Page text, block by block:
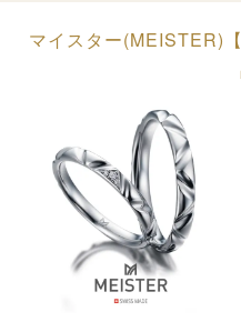
マイスター(MEISTER)